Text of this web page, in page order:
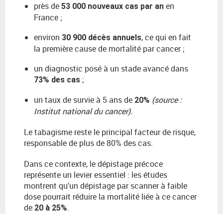
près de 53 000 nouveaux cas par an en
France ;
environ 30 900 décès annuels, ce qui en fait
la première cause de mortalité par cancer ;
un diagnostic posé à un stade avancé dans
73% des cas ;
un taux de survie à 5 ans de 20% (source :
Institut national du cancer).
Le tabagisme reste le principal facteur de risque,
responsable de plus de 80% des cas.
Dans ce contexte, le dépistage précoce
représente un levier essentiel : les études
montrent qu’un dépistage par scanner à faible
dose pourrait réduire la mortalité liée à ce cancer
de 20 à 25%.